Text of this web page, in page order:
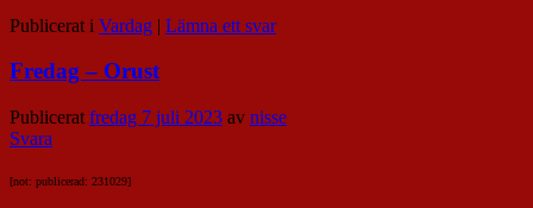
Publicerat i Vardag | Lämna ett svar
Fredag – Orust
Publicerat fredag 7 juli 2023 av nisse
Svara
[not: publicerad: 231029]